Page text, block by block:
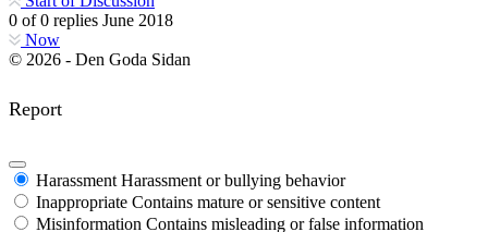
0 of0 replies June 2018
Now
© 2026 - Den Goda Sidan
Report
Harassment Harassment or bullying behavior
Inappropriate Contains mature or sensitive content
Misinformation Contains misleading or false information